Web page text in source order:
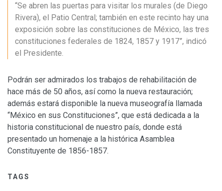
“Se abren las puertas para visitar los murales (de Diego
Rivera), el Patio Central; también en este recinto hay una
exposición sobre las constituciones de México, las tres
constituciones federales de 1824, 1857 y 1917”, indicó
el Presidente.
Podrán ser admirados los trabajos de rehabilitación de
hace más de 50 años, así como la nueva restauración;
además estará disponible la nueva museografía llamada
“México en sus Constituciones”, que está dedicada a la
historia constitucional de nuestro país, donde está
presentado un homenaje a la histórica Asamblea
Constituyente de 1856-1857.
TAGS